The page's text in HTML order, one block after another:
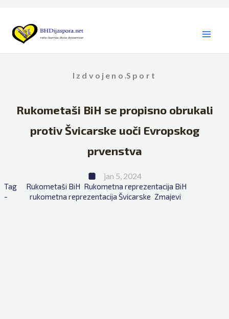
content
Izdvojeno ,Sport
Rukometaši BiH se propisno obrukali
protiv Švicarske uoči Evropskog
prvenstva
jan 5, 2024
Tag
-
Rukometaši BiH Rukometna reprezentacija BiH
rukometna reprezentacija Švicarske Zmajevi